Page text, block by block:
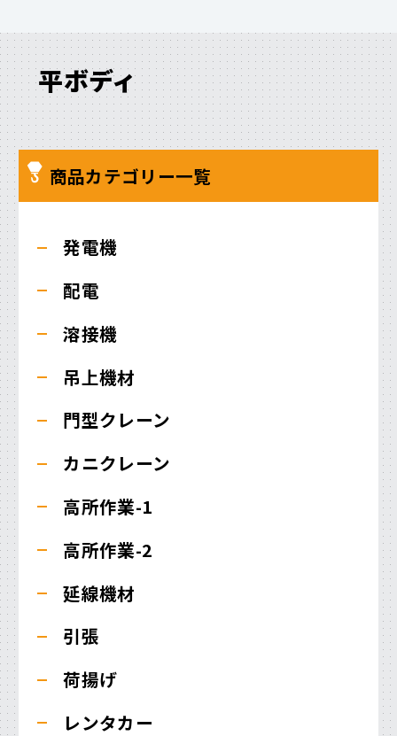
平ボディ
商品カテゴリー一覧
発電機
配電
溶接機
吊上機材
門型クレーン
カニクレーン
高所作業-1
高所作業-2
延線機材
引張
荷揚げ
レンタカー